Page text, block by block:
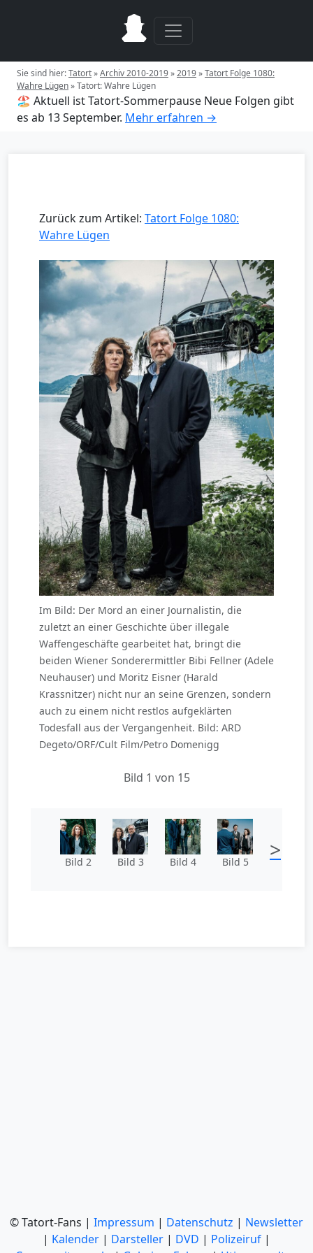
Sie sind hier:Tatort»Archiv 2010-2019»2019»Tatort Folge 1080:
Wahre Lügen»Tatort: Wahre Lügen
🏖️ Aktuell ist Tatort-Sommerpause Neue Folgen gibt
es ab 13 September. Mehr erfahren →
Zurück zum Artikel: Tatort Folge 1080:
Wahre Lügen
Im Bild: Der Mord an einer Journalistin, die
zuletzt an einer Geschichte über illegale
Waffengeschäfte gearbeitet hat, bringt die
beiden Wiener Sonderermittler Bibi Fellner (Adele
Neuhauser) und Moritz Eisner (Harald
Krassnitzer) nicht nur an seine Grenzen, sondern
auch zu einem nicht restlos aufgeklärten
Todesfall aus der Vergangenheit. Bild: ARD
Degeto/ORF/Cult Film/Petro Domenigg
Bild 1 von 15
Bild 2 Bild 3 Bild 4 Bild 5 >
© Tatort-Fans | Impressum | Datenschutz | Newsletter
| Kalender | Darsteller | DVD | Polizeiruf |